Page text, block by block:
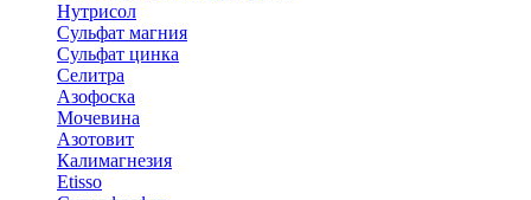
Нутрисол
Сульфат магния
Сульфат цинка
Селитра
Азофоска
Мочевина
Азотовит
Калимагнезия
Etisso